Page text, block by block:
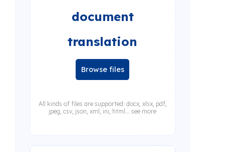
document
translation
Browse files
All kinds of files are supported: docx, xlsx, pdf,
jpeg, csv, json, xml, ini, html... see more